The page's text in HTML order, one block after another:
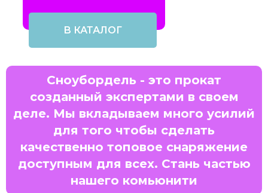
В КАТАЛОГ
Сноубордель - это прокат
созданный экспертами в своем
деле. Мы вкладываем много усилий
для того чтобы сделать
качественно топовое снаряжение
доступным для всех. Стань частью
нашего комьюнити